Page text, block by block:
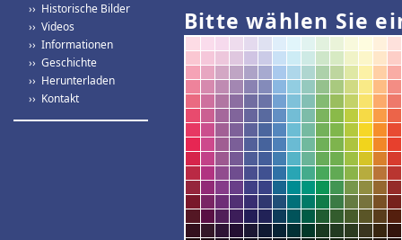
›› Historische Bilder
›› Videos
›› Informationen
›› Geschichte
›› Herunterladen
›› Kontakt
Bitte wählen Sie